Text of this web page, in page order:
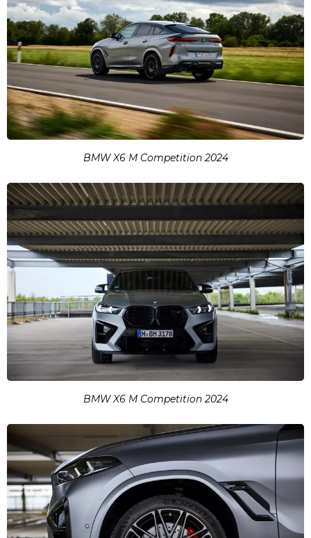
BMW X6 M Competition 2024
BMW X6 M Competition 2024